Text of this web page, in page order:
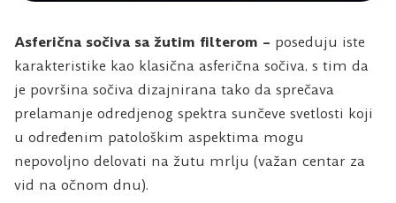
Asferična sočiva sa žutim filterom – poseduju iste
karakteristike kao klasična asferična sočiva, s tim da
je površina sočiva dizajnirana tako da sprečava
prelamanje odredjenog spektra sunčeve svetlosti koji
u određenim patološkim aspektima mogu
nepovoljno delovati na žutu mrlju (važan centar za
vid na očnom dnu).